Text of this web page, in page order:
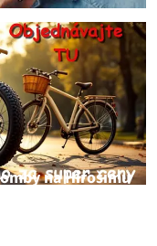
na Hirošimu